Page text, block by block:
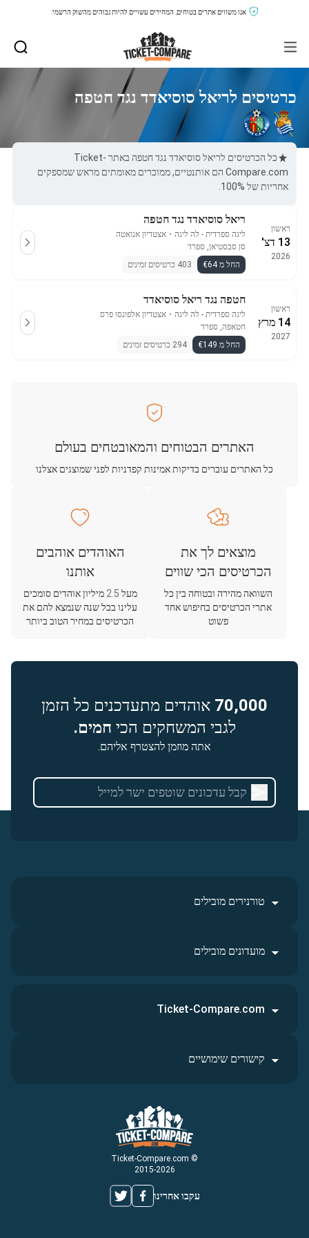
אנו משווים אתרים בטוחים, המחירים עשויים להיות גבוהים מהשוק הרשמי.
כרטיסים לריאל סוסיאדד נגד חטפה
כל הכרטיסים לריאל סוסיאדד נגד חטפה באתר Ticket-
Compare.com הם אותנטיים, ממוכרים מאומתים מראש שמספקים
אחריות של 100%.
ראשון
13 דצ'
2026
ריאל סוסיאדד נגד חטפה
ליגה ספרדית - לה ליגה ・ אצטדיון אנואטה
סן סבסטיאן, ספרד
החל מ €64
403 כרטיסים זמינים
ראשון
14 מרץ
2027
חטפה נגד ריאל סוסיאדד
ליגה ספרדית - לה ליגה ・ אצטדיון אלפונסו פרס
חטאפה, ספרד
החל מ €149
294 כרטיסים זמינים
האתרים הבטוחים והמאובטחים בעולם
כל האתרים עוברים בדיקות אמינות קפדניות לפני שמוצגים אצלנו
מוצאים לך את
הכרטיסים הכי שווים
השוואה מהירה ובטוחה בין כל
אתרי הכרטיסים בחיפוש אחד
פשוט
האוהדים אוהבים
אותנו
מעל 2.5 מיליון אוהדים סומכים
עלינו בכל שנה שנמצא להם את
הכרטיסים במחיר הטוב ביותר
70,000 אוהדים מתעדכנים כל הזמן
לגבי המשחקים הכי חמים.
אתה מוזמן להצטרף אליהם.
טורנירים מובילים
מועדונים מובילים
© Ticket-Compare.com
2015-2026
עקבו אחרינו
Ticket-Compare.com
קישורים שימושיים